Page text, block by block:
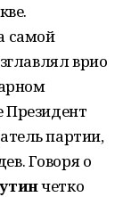
самой
врио
Президент
партии,
Говоря о
четко